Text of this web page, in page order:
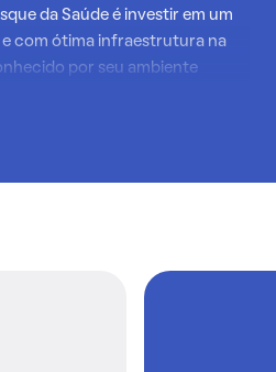
da Saúde é investir em um
com ótima infraestrutura na
por seu ambiente
se destaca pelas ruas
interessados em